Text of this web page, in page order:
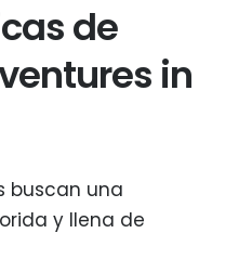
de
in
buscan una
y llena de